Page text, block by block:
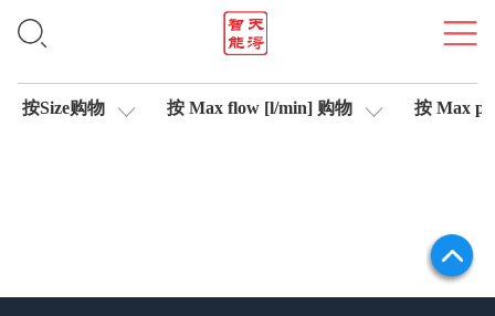
比例阀
按Size购物 按 Max flow [l/min] 购物 按 Max